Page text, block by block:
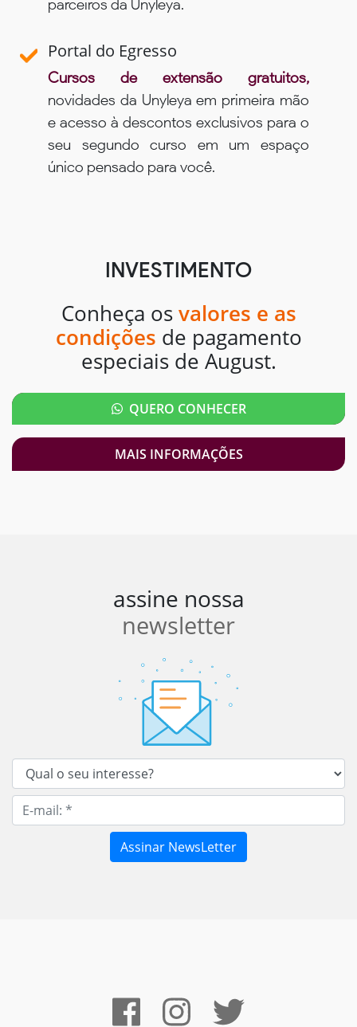
parceiros da Unyleya.
Portal do Egresso
Cursos de extensão gratuitos,
novidades da Unyleya em primeira mão
e acesso à descontos exclusivos para o
seu segundo curso em um espaço
único pensado para você.
INVESTIMENTO
Conheça os valores e as
condições de pagamento
especiais de August.
QUERO CONHECER
MAIS INFORMAÇÕES
assine nossa
newsletter